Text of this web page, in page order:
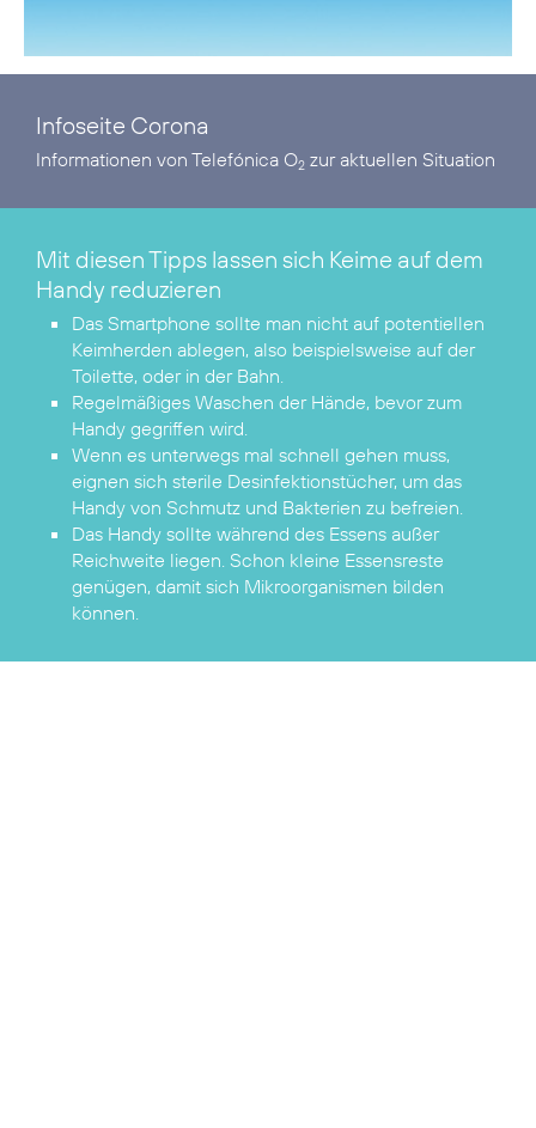
Infoseite Corona
Informationen von Telefónica O2 zur aktuellen Situation
Mit diesen Tipps lassen sich Keime auf dem
Handy reduzieren
Das Smartphone sollte man nicht auf potentiellen
Keimherden ablegen, also beispielsweise auf der
Toilette, oder in der Bahn.
Regelmäßiges Waschen der Hände, bevor zum
Handy gegriffen wird.
Wenn es unterwegs mal schnell gehen muss,
eignen sich sterile Desinfektionstücher, um das
Handy von Schmutz und Bakterien zu befreien.
Das Handy sollte während des Essens außer
Reichweite liegen. Schon kleine Essensreste
genügen, damit sich Mikroorganismen bilden
können.